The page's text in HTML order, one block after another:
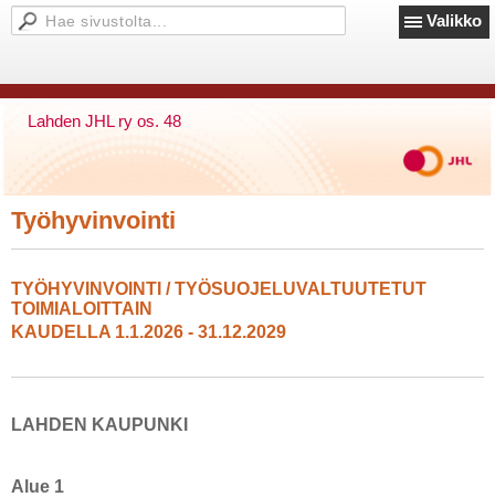
Valikko
Lahden JHL ry os. 48
Työhyvinvointi
TYÖHYVINVOINTI / TYÖSUOJELUVALTUUTETUT
TOIMIALOITTAIN
KAUDELLA 1.1.2026 - 31.12.2029
LAHDEN KAUPUNKI
Alue 1